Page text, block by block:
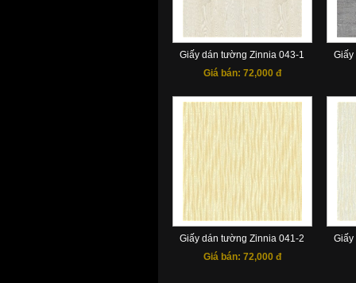
Giấy dán tường Zinnia 043-1
Giá bán: 72,000 đ
Giấy dán tường Zinnia 041-2
Giá bán: 72,000 đ